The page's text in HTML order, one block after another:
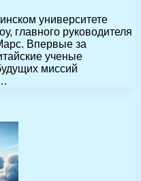
университете
главного руководителя
Впервые за
ученые
миссий